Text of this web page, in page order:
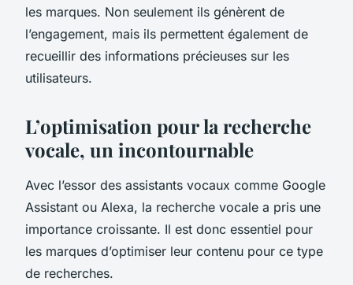
les marques. Non seulement ils génèrent de
l’engagement, mais ils permettent également de
recueillir des informations précieuses sur les
utilisateurs.
L’optimisation pour la recherche
vocale, un incontournable
Avec l’essor des assistants vocaux comme Google
Assistant ou Alexa, la recherche vocale a pris une
importance croissante. Il est donc essentiel pour
les marques d’optimiser leur contenu pour ce type
de recherches.